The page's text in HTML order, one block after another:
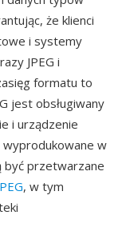
że klienci
i systemy
JPEG i
formatu to
jest obsługiwany
i urządzenie
w
być przetwarzane
, w tym